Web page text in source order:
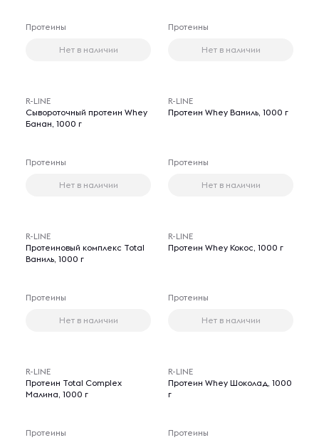
Протеины
Нет в наличии
Протеины
Нет в наличии
R-LINE
Сывороточный протеин Whey
Банан, 1000 г
Протеины
Нет в наличии
R-LINE
Протеин Whey Ваниль, 1000 г
Протеины
Нет в наличии
R-LINE
Протеиновый комплекс Total
Ваниль, 1000 г
Протеины
Нет в наличии
R-LINE
Протеин Whey Кокос, 1000 г
Протеины
Нет в наличии
R-LINE
Протеин Total Complex
Малина, 1000 г
Протеины
R-LINE
Протеин Whey Шоколад, 1000
г
Протеины